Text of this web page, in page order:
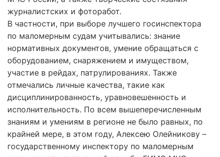
журналистских и фоторабот.
В частности, при выборе лучшего госинспектора
по маломерным судам учитывались: знание
нормативных документов, умение обращаться с
оборудованием, снаряжением и имуществом,
участие в рейдах, патрулированиях. Также
отмечались личные качества, такие как
дисциплинированность, уравновешенность и
исполнительность. По всем вышеперечисленным
знаниям и умениям в регионе не было равных, по
крайней мере, в этом году, Алексею Олейникову –
государственному инспектору по маломерным